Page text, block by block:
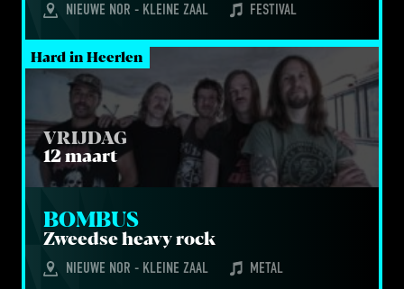
NIEUWE NOR - KLEINE ZAAL FESTIVAL
Hard in Heerlen
VRIJDAG
12 maart
BOM­BUS
Zweed­se hea­vy rock
NIEUWE NOR - KLEINE ZAAL METAL